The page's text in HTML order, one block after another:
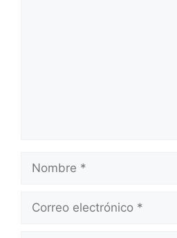
Nombre
Correo